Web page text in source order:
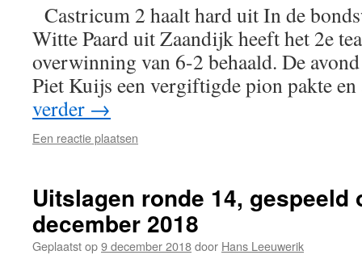
Castricum 2 haalt hard uit In de
Witte Paard uit Zaandijk heeft het 2e
overwinning van 6-2 behaald. De
Piet Kuijs een vergiftigde pion pakte
verder →
Een reactie plaatsen
Uitslagen ronde 14, gespeeld
december 2018
Geplaatst op9 december 2018door Hans Leeuwerik